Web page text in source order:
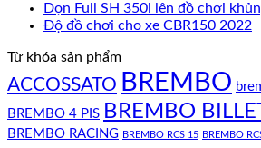
Dọn Full SH 350i lên đồ chơi
Độ đồ chơi cho xe CBR150 2022
Từ khóa sản phẩm
ACCOSSATO BREMBO
BREMBO 4 PIS BREMBO
BREMBO RACING BREMBO RCS 15 BREMBO